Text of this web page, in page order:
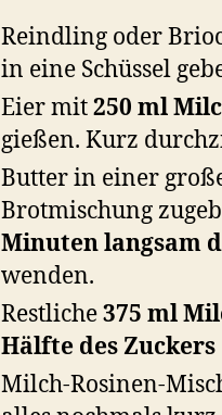
Reindling oder
in eine Schüssel
Eier mit250 ml
gießen. Kurz
Butter in einer
Brotmischung
Minuten langsam
wenden.
Restliche375 ml
Hälfte des Zuckers
Milch-Rosinen-